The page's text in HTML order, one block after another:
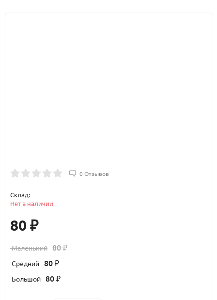
0 Отзывов
Склад:
Нет в наличии
80 ₽
Маленький 80₽
Средний 80 ₽
Большой 80 ₽